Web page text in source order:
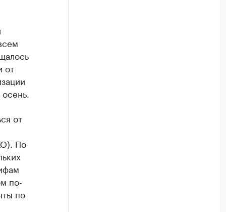
от
от
По
по-
по